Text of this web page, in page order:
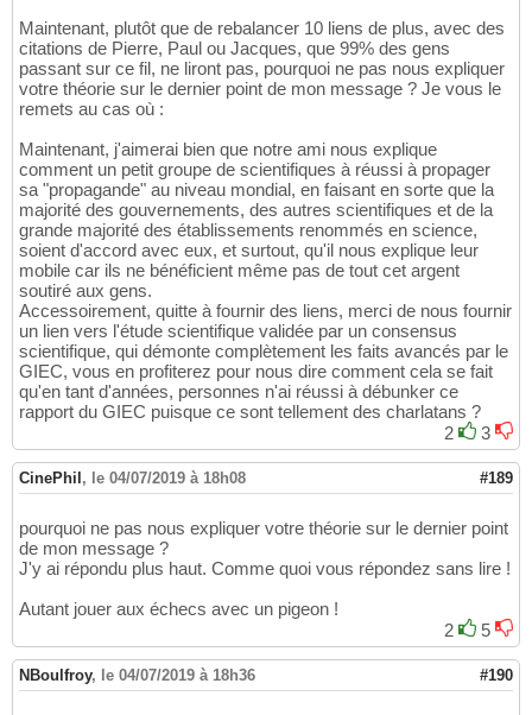
Maintenant, plutôt que de rebalancer 10 liens de plus, avec des
citations de Pierre, Paul ou Jacques, que 99% des gens
passant sur ce fil, ne liront pas, pourquoi ne pas nous expliquer
votre théorie sur le dernier point de mon message ? Je vous le
remets au cas où :
Maintenant, j'aimerai bien que notre ami nous explique
comment un petit groupe de scientifiques à réussi à propager
sa "propagande" au niveau mondial, en faisant en sorte que la
majorité des gouvernements, des autres scientifiques et de la
grande majorité des établissements renommés en science,
soient d'accord avec eux, et surtout, qu'il nous explique leur
mobile car ils ne bénéficient même pas de tout cet argent
soutiré aux gens.
Accessoirement, quitte à fournir des liens, merci de nous fournir
un lien vers l'étude scientifique validée par un consensus
scientifique, qui démonte complètement les faits avancés par le
GIEC, vous en profiterez pour nous dire comment cela se fait
qu'en tant d'années, personnes n'ai réussi à débunker ce
rapport du GIEC puisque ce sont tellement des charlatans ?
2
3
CinePhil , le 04/07/2019 à 18h08 #189
pourquoi ne pas nous expliquer votre théorie sur le dernier point
de mon message ?
J'y ai répondu plus haut. Comme quoi vous répondez sans lire !
Autant jouer aux échecs avec un pigeon !
2
5
NBoulfroy, le 04/07/2019 à 18h36 #190